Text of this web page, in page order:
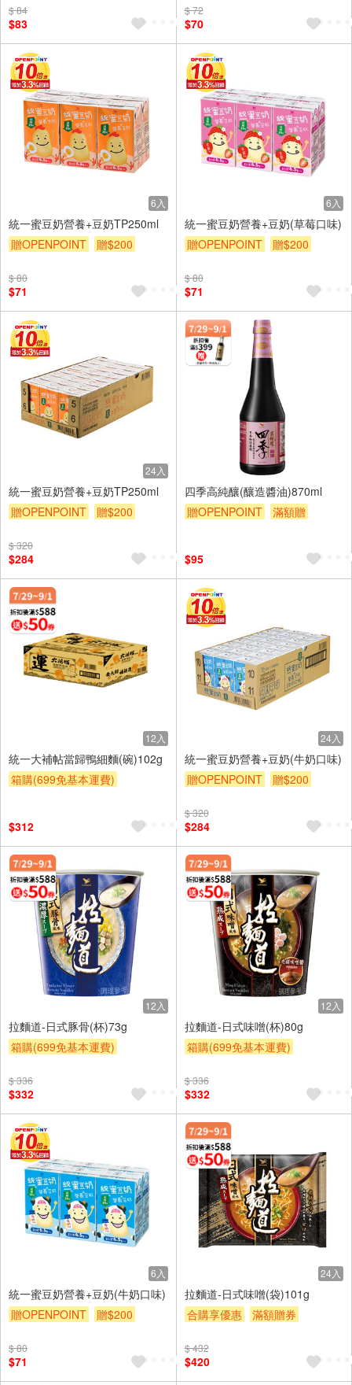
$ 84
$83
$ 72
$70
6入
統一蜜豆奶營養+豆奶TP250ml
贈OPENPOINT
贈$200
$ 80
$71
6入
統一蜜豆奶營養+豆奶(草莓口味)
贈OPENPOINT
贈$200
$ 80
$71
24入
統一蜜豆奶營養+豆奶TP250ml
贈OPENPOINT
贈$200
$ 320
$284
四季高純釀(釀造醬油)870ml
贈OPENPOINT
滿額贈
$95
12入
統一大補帖當歸鴨細麵(碗)102g
箱購(699免基本運費)
$312
24入
統一蜜豆奶營養+豆奶(牛奶口味)
贈OPENPOINT
贈$200
$ 320
$284
12入
拉麵道-日式豚骨(杯)73g
箱購(699免基本運費)
贈$200
$ 336
$332
12入
拉麵道-日式味噌(杯)80g
箱購(699免基本運費)
贈$200
$ 336
$332
6入
統一蜜豆奶營養+豆奶(牛奶口味)
贈OPENPOINT
贈$200
$ 80
$71
24入
拉麵道-日式味噌(袋)101g
合購享優惠
滿額贈券
$ 432
$420